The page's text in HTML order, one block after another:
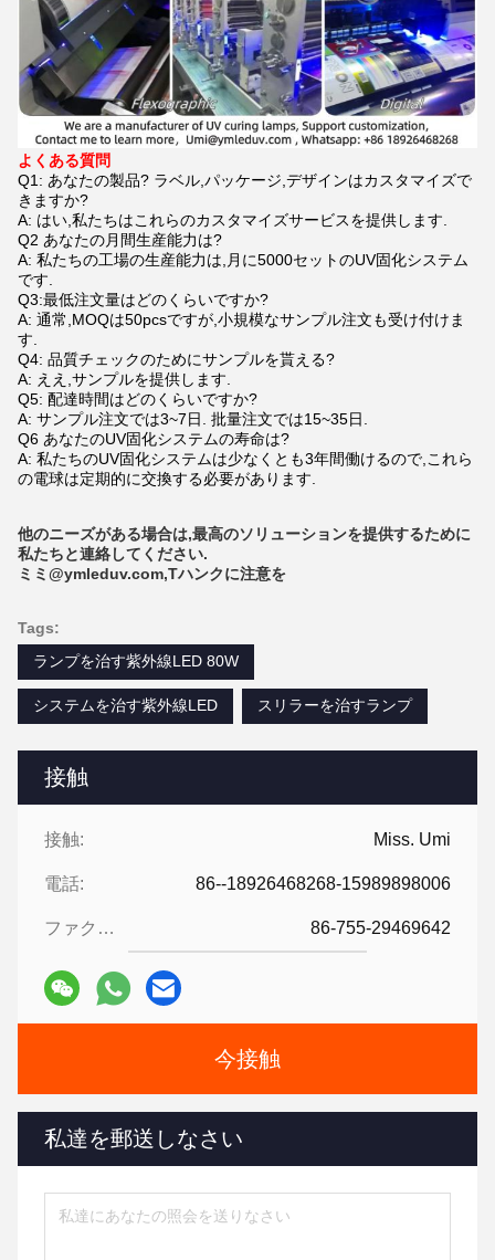
接触
接触: Miss. Umi
電話: 86--18926468268-15989898006
ファクシミリ: 86-755-29469642
今接触
私達を郵送しなさい
よくある質問
Q1: あなたの製品? ラベル,パッケージ,デザインはカスタマイズで
きますか?
A: はい,私たちはこれらのカスタマイズサービスを提供します.
Q2 あなたの月間生産能力は?
A: 私たちの工場の生産能力は,月に5000セットのUV固化システム
です.
Q3:最低注文量はどのくらいですか?
A: 通常,MOQは50pcsですが,小規模なサンプル注文も受け付けま
す.
Q4: 品質チェックのためにサンプルを貰える?
A: ええ,サンプルを提供します.
Q5: 配達時間はどのくらいですか?
A: サンプル注文では3~7日. 批量注文では15~35日.
Q6 あなたのUV固化システムの寿命は?
A: 私たちのUV固化システムは少なくとも3年間働けるので,これら
の電球は定期的に交換する必要があります.
他のニーズがある場合は,最高のソリューションを提供するために
私たちと連絡してください.
ミミ@ymleduv.com,Tハンクに注意を
Tags:
ランプを治す紫外線LED 80W
システムを治す紫外線LED スリラーを治すランプ